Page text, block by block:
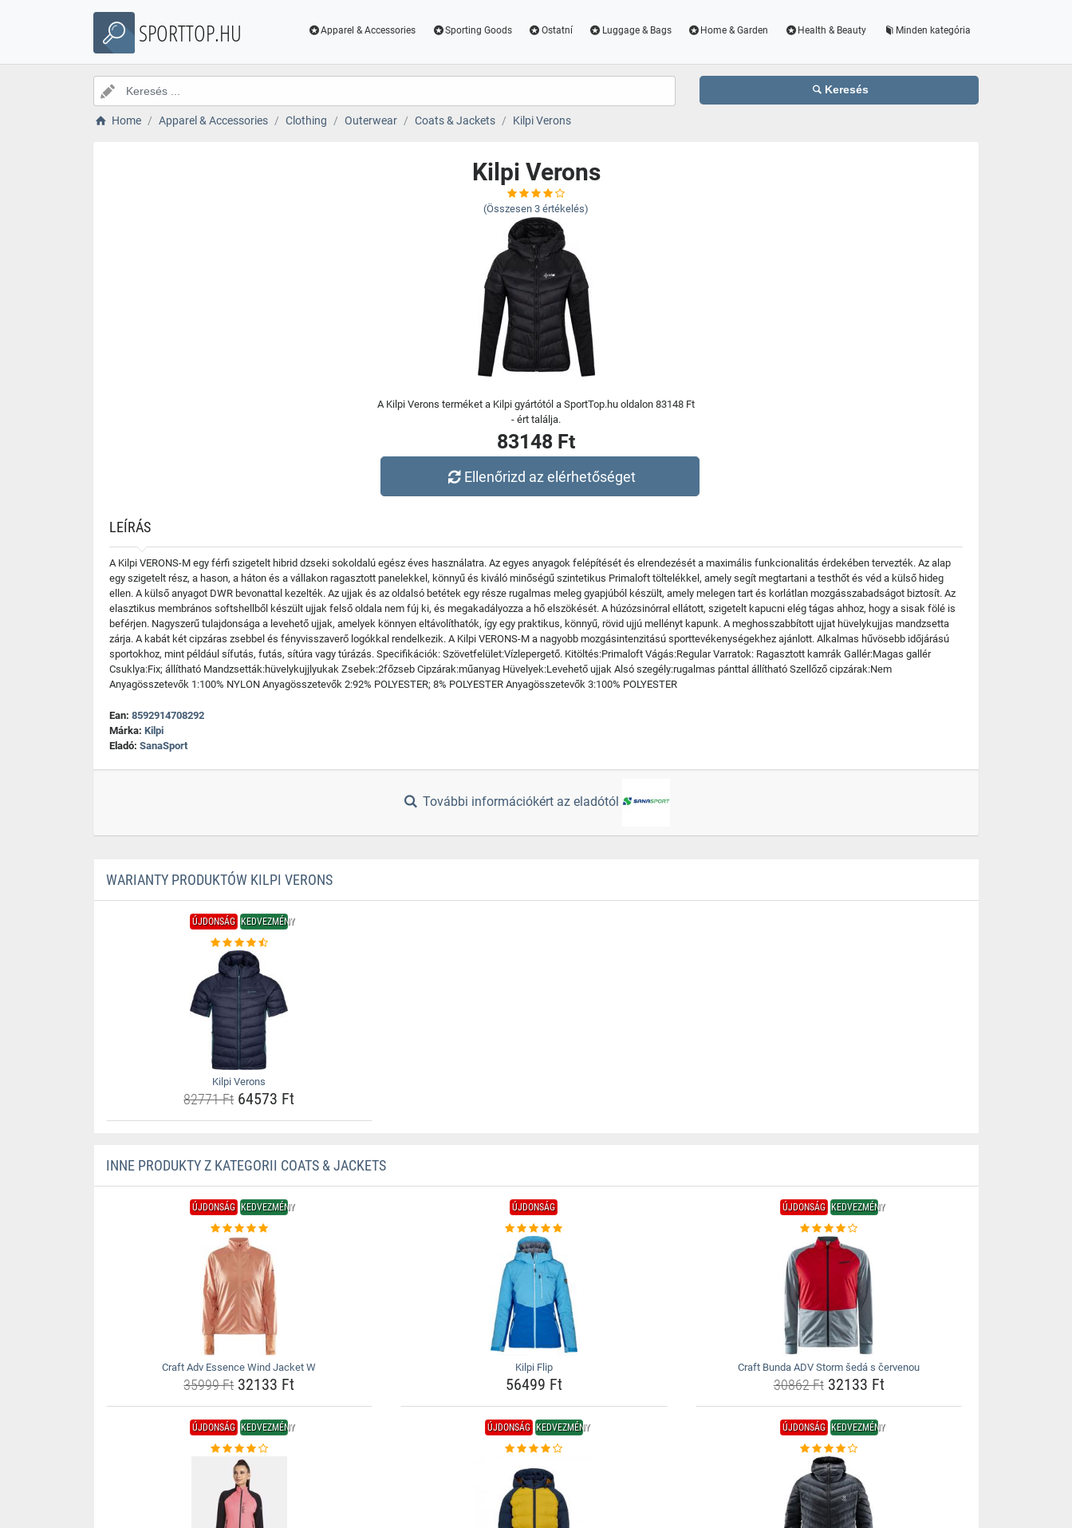
SPORTTOP.HU Apparel & Accessories Sporting Goods Ostatní Luggage & Bags Home & Garden Health & Beauty Minden kategória
Keresés
Home Apparel & Accessories Clothing Outerwear Coats & Jackets Kilpi Verons
Kilpi Verons
(Összesen 3 értékelés)
A Kilpi Verons terméket a Kilpi gyártótól a SportTop.hu oldalon 83148 Ft
- ért találja.
83148 Ft
Ellenőrizd az elérhetőséget
LEÍRÁS
A Kilpi VERONS-M egy férfi szigetelt hibrid dzseki sokoldalú egész éves használatra. Az egyes anyagok felépítését és elrendezését a maximális funkcionalitás érdekében tervezték. Az alap
egy szigetelt rész, a hason, a háton és a vállakon ragasztott panelekkel, könnyű és kiváló minőségű szintetikus Primaloft töltelékkel, amely segít megtartani a testhőt és véd a külső hideg
ellen. A külső anyagot DWR bevonattal kezelték. Az ujjak és az oldalsó betétek egy része rugalmas meleg gyapjúból készült, amely melegen tart és korlátlan mozgásszabadságot biztosít. Az
elasztikus membrános softshellből készült ujjak felső oldala nem fúj ki, és megakadályozza a hő elszökését. A húzózsinórral ellátott, szigetelt kapucni elég tágas ahhoz, hogy a sisak fölé is
beférjen. Nagyszerű tulajdonsága a levehető ujjak, amelyek könnyen eltávolíthatók, így egy praktikus, könnyű, rövid ujjú mellényt kapunk. A meghosszabbított ujjat hüvelykujjas mandzsetta
zárja. A kabát két cipzáras zsebbel és fényvisszaverő logókkal rendelkezik. A Kilpi VERONS-M a nagyobb mozgásintenzitású sporttevékenységekhez ajánlott. Alkalmas hűvösebb időjárású
sportokhoz, mint például sífutás, futás, sítúra vagy túrázás. Specifikációk: Szövetfelület:Vízlepergető. Kitöltés:Primaloft Vágás:Regular Varratok: Ragasztott kamrák Gallér:Magas gallér
Csuklya:Fix; állítható Mandzsetták:hüvelykujjlyukak Zsebek:2főzseb Cipzárak:műanyag Hüvelyek:Levehető ujjak Alsó szegély:rugalmas pánttal állítható Szellőző cipzárak:Nem
Anyagösszetevők 1:100% NYLON Anyagösszetevők 2:92% POLYESTER; 8% POLYESTER Anyagösszetevők 3:100% POLYESTER
Ean: 8592914708292
Márka: Kilpi
Eladó: SanaSport
További információkért az eladótól
WARIANTY PRODUKTÓW KILPI VERONS
ÚJDONSÁG KEDVEZMÉNY
Kilpi Verons
82771 Ft64573 Ft
INNE PRODUKTY Z KATEGORII COATS & JACKETS
ÚJDONSÁG KEDVEZMÉNY
Craft Adv Essence Wind Jacket W
35999 Ft32133 Ft
ÚJDONSÁG
Kilpi Flip
56499 Ft
ÚJDONSÁG KEDVEZMÉNY
Craft Bunda ADV Storm šedá s červenou
30862 Ft32133 Ft
ÚJDONSÁG KEDVEZMÉNY ÚJDONSÁG KEDVEZMÉNY ÚJDONSÁG KEDVEZMÉNY